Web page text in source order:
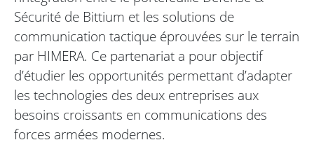
Sécurité de Bittium et les solutions de
communication tactique éprouvées sur le terrain
par HIMERA. Ce partenariat a pour objectif
d’étudier les opportunités permettant d’adapter
les technologies des deux entreprises aux
besoins croissants en communications des
forces armées modernes.